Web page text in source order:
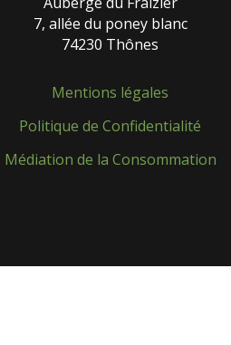
7, allée du poney blanc
74230 Thônes
Mentions légales
Politique de Confidentialité
Médiation de la Consommation